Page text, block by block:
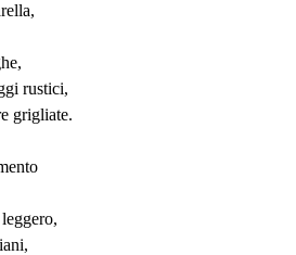
rustici,
grigliate.